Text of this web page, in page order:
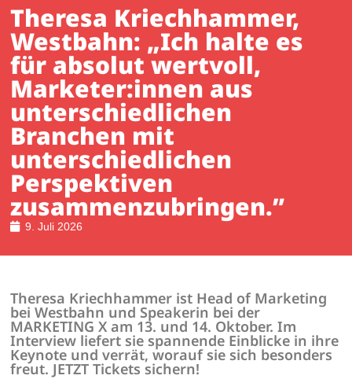
Theresa Kriechhammer,
Westbahn: „Ich halte es
für absolut wertvoll,
Marketer:innen aus
unterschiedlichen
Branchen mit
unterschiedlichen
Perspektiven
zusammenzubringen.”
9. Juli 2026
Theresa Kriechhammer ist Head of Marketing
bei Westbahn und Speakerin bei der
MARKETING X am 13. und 14. Oktober. Im
Interview liefert sie spannende Einblicke in ihre
Keynote und verrät, worauf sie sich besonders
freut. JETZT Tickets sichern!